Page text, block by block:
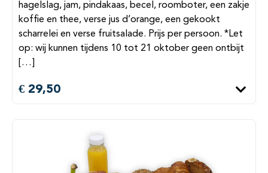
hagelslag, jam, pindakaas, becel, roomboter, een zakje
koffie en thee, verse jus d’orange, een gekookt
scharrelei en verse fruitsalade. Prijs per persoon. *Let
op: wij kunnen tijdens 10 tot 21 oktober geen ontbijt
[…]
€ 29,50